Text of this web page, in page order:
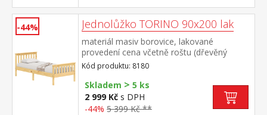
-44% Jednolůžko TORINO 90x200 lak
materiál masiv borovice, lakované
provedení cena včetně roštu (dřevěný
laťkový) bez matrace doporučený rozměr
matrace 90 × 200 cm
Kód produktu: 8180
Skladem > 5 ks
2 999 Kč s DPH
-44% 5 399 Kč **